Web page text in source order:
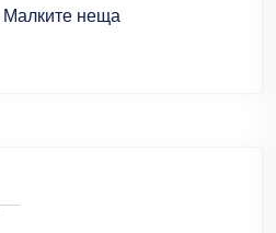
Малките неща